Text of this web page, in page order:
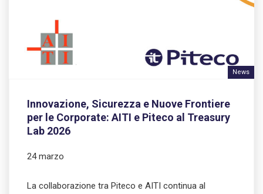
News
Innovazione, Sicurezza e Nuove Frontiere
per le Corporate: AITI e Piteco al Treasury
Lab 2026
24 marzo
La collaborazione tra Piteco e AITI continua al